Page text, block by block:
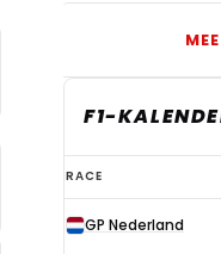
F1-
F1-
kalender
2026
RACE
GP Nederland